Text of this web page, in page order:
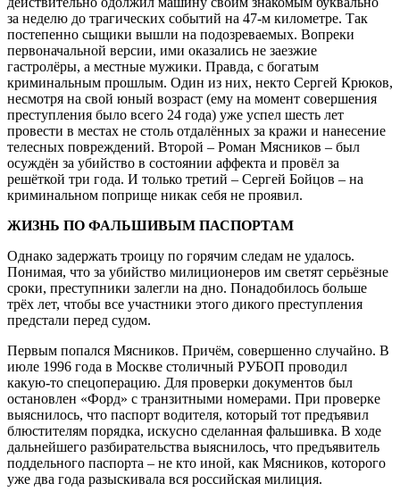
за неделю до трагических событий на 47-м километре. Так
постепенно сыщики вышли на подозреваемых. Вопреки
первоначальной версии, ими оказались не заезжие
гастролёры, а местные мужики. Правда, с богатым
криминальным прошлым. Один из них, некто Сергей Крюков,
несмотря на свой юный возраст (ему на момент совершения
преступления было всего 24 года) уже успел шесть лет
провести в местах не столь отдалённых за кражи и нанесение
телесных повреждений. Второй – Роман Мясников – был
осуждён за убийство в состоянии аффекта и провёл за
решёткой три года. И только третий – Сергей Бойцов – на
криминальном поприще никак себя не проявил.
ЖИЗНЬ ПО ФАЛЬШИВЫМ ПАСПОРТАМ
Однако задержать троицу по горячим следам не удалось.
Понимая, что за убийство милиционеров им светят серьёзные
сроки, преступники залегли на дно. Понадобилось больше
трёх лет, чтобы все участники этого дикого преступления
предстали перед судом.
Первым попался Мясников. Причём, совершенно случайно. В
июле 1996 года в Москве столичный РУБОП проводил
какую-то спецоперацию. Для проверки документов был
остановлен «Форд» с транзитными номерами. При проверке
выяснилось, что паспорт водителя, который тот предъявил
блюстителям порядка, искусно сделанная фальшивка. В ходе
дальнейшего разбирательства выяснилось, что предъявитель
поддельного паспорта – не кто иной, как Мясников, которого
уже два года разыскивала вся российская милиция.